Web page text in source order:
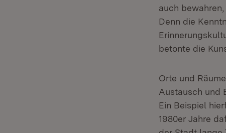
auch
Denn die
betonte die
Orte und
Austausch und
Ein Beispiel
1980er Jahre